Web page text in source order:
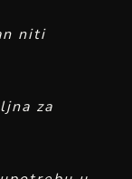
niti
za